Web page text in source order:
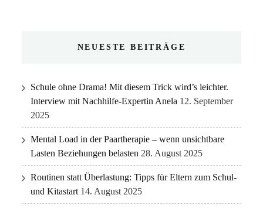
NEUESTE BEITRÄGE
Schule ohne Drama! Mit diesem Trick wird’s leichter.
Interview mit Nachhilfe-Expertin Anela 12. September
2025
Mental Load in der Paartherapie – wenn unsichtbare
Lasten Beziehungen belasten 28. August 2025
Routinen statt Überlastung: Tipps für Eltern zum Schul-
und Kitastart 14. August 2025